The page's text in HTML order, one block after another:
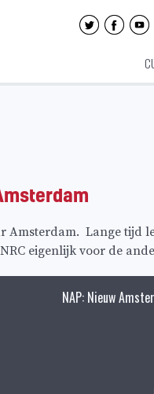
Amsterdam. Lange
eigenlijk voor de
NAP: Nieuw